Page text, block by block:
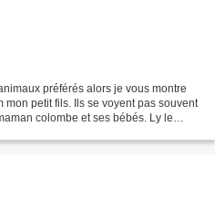
préférés alors je vous montre
mon petit fils. Ils se voyent pas souvent
colombe et ses bébés. Ly le